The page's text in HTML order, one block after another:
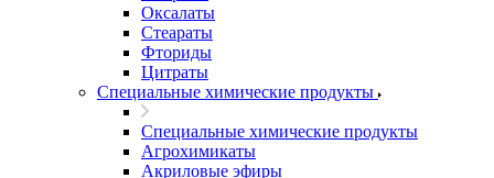
Оксалаты
Стеараты
Фториды
Цитраты
Специальные химические продукты
Специальные химические продукты
Агрохимикаты
Акриловые эфиры